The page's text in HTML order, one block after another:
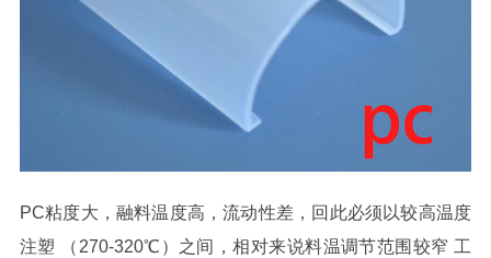
PC粘度大，融料温度高，流动性差，回此必须以较高温度
注塑 （270-320℃）之间，相对来说料温调节范围较窄 工